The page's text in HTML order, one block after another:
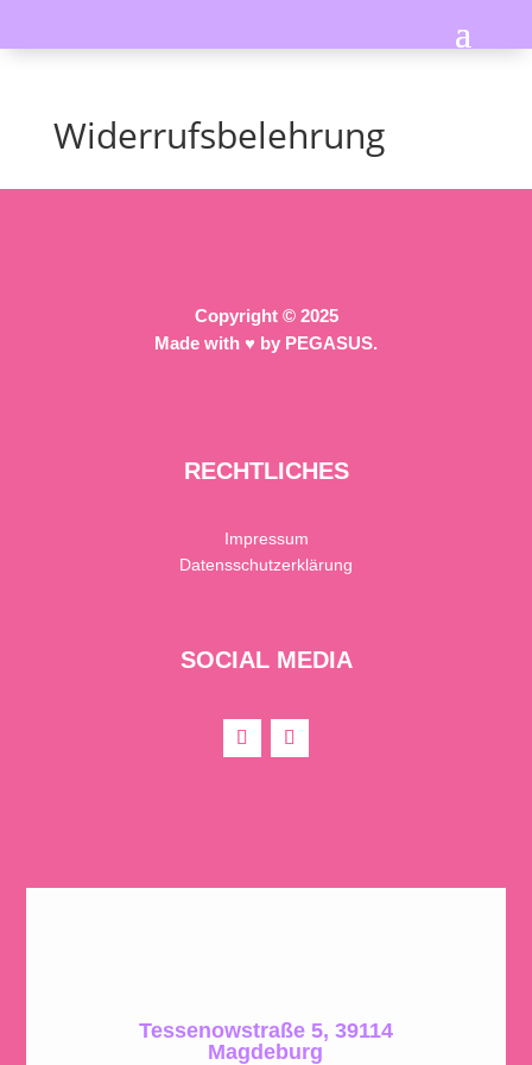
Widerrufsbelehrung
Copyright © 2025
Made with ♥ by PEGASUS.
RECHTLICHES
Impressum
Datensschutzerklärung
SOCIAL MEDIA
Tessenowstraße 5, 39114
Magdeburg